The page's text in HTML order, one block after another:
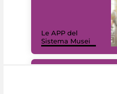
Le APP del
Sistema Musei